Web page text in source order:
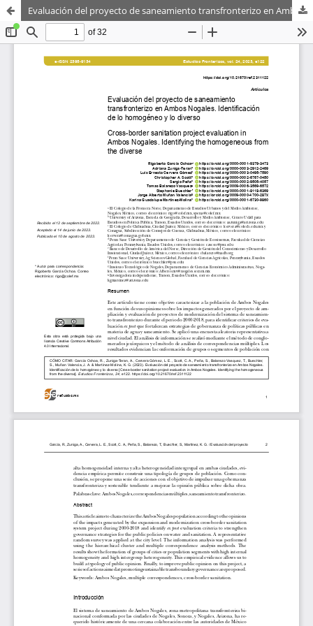
Evaluación del proyecto de saneamiento transfronterizo en Ambos Nogales. Identificando lo homogéneo de lo diverso